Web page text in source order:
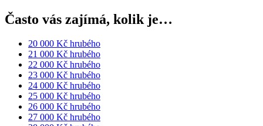
Často vás zajímá, kolik je…
20 000 Kč hrubého
21 000 Kč hrubého
22 000 Kč hrubého
23 000 Kč hrubého
24 000 Kč hrubého
25 000 Kč hrubého
26 000 Kč hrubého
27 000 Kč hrubého